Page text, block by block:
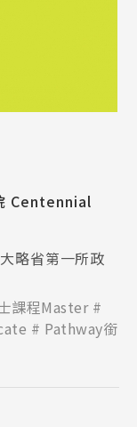
Centennial
略省第一所政
課程Master
Pathway銜